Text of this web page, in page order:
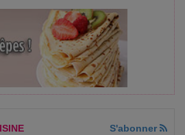
S'abonner